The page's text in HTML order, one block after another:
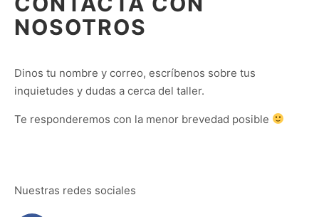
NOSOTROS
Dinos tu nombre y correo, escríbenos sobre tus
inquietudes y dudas a cerca del taller.
Te responderemos con la menor brevedad posible
Nuestras redes sociales